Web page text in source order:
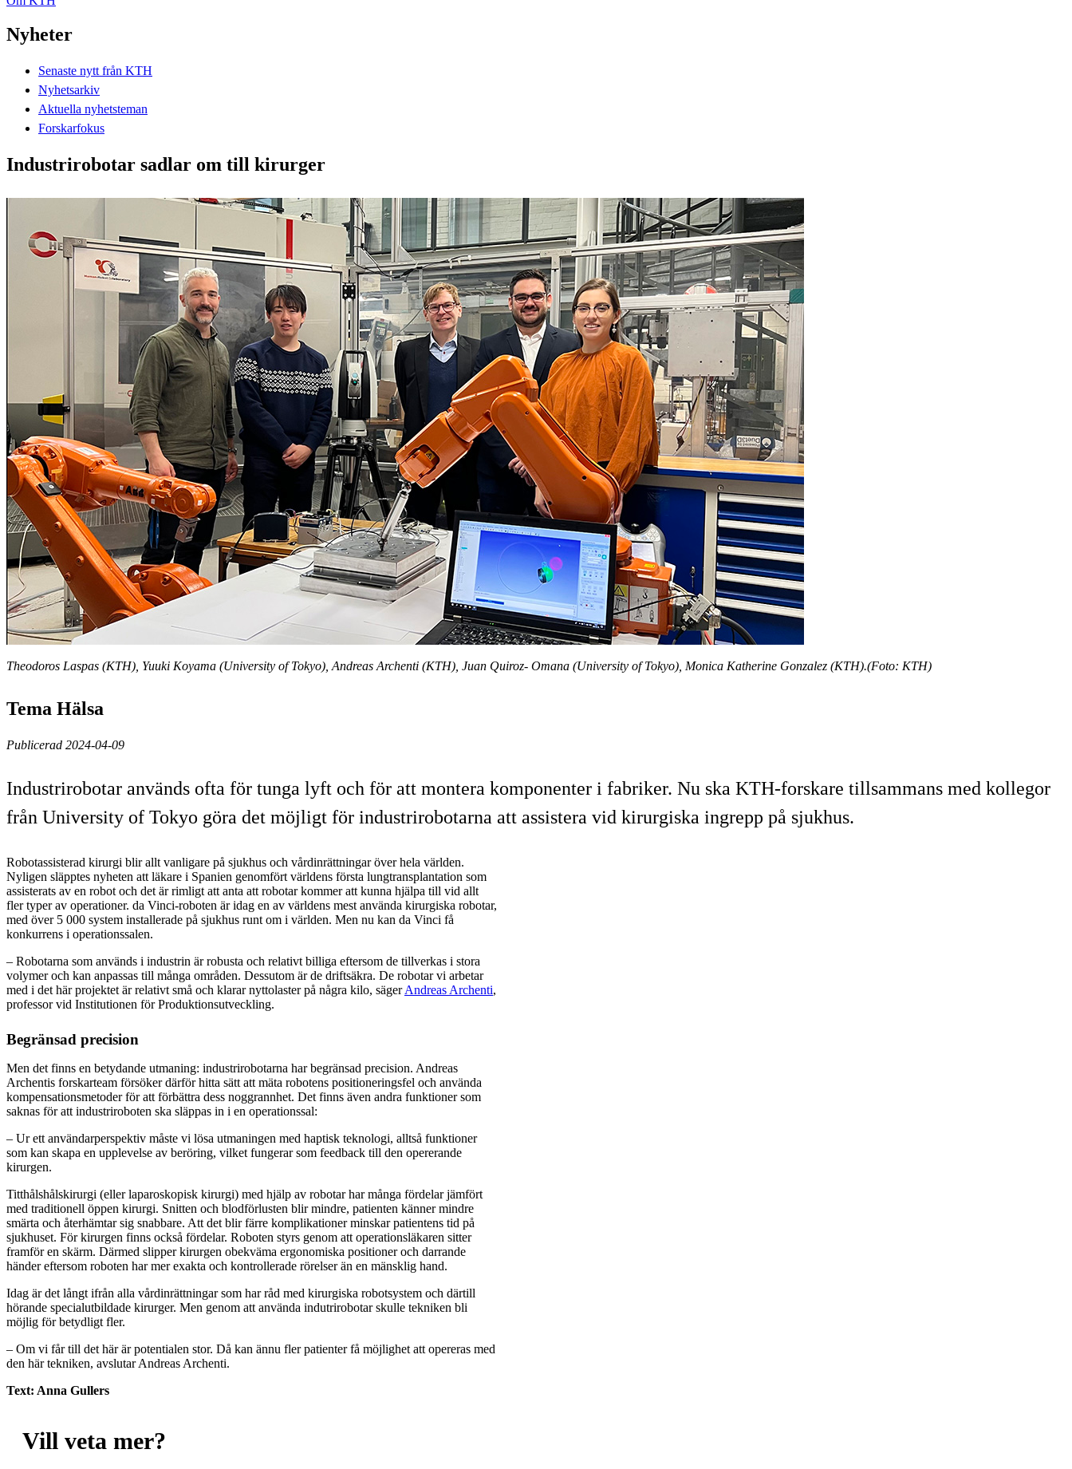
Nyheter
Senaste nytt från KTH
Nyhetsarkiv
Aktuella nyhetsteman
Forskarfokus
Industrirobotar sadlar om till kirurger
Theodoros Laspas (KTH), Yuuki Koyama (University of Tokyo), Andreas Archenti (KTH), Juan Quiroz- Omana (University of Tokyo), Monica Katherine Gonzalez (KTH).(Foto: KTH)
Tema Hälsa
Publicerad 2024-04-09
Industrirobotar används ofta för tunga lyft och för att montera komponenter i fabriker. Nu ska KTH-forskare tillsammans med kollegor
från University of Tokyo göra det möjligt för industrirobotarna att assistera vid kirurgiska ingrepp på sjukhus.
Robotassisterad kirurgi blir allt vanligare på sjukhus och vårdinrättningar över hela världen.
Nyligen släpptes nyheten att läkare i Spanien genomfört världens första lungtransplantation som
assisterats av en robot och det är rimligt att anta att robotar kommer att kunna hjälpa till vid allt
fler typer av operationer. da Vinci-roboten är idag en av världens mest använda kirurgiska robotar,
med över 5 000 system installerade på sjukhus runt om i världen. Men nu kan da Vinci få
konkurrens i operationssalen.
– Robotarna som används i industrin är robusta och relativt billiga eftersom de tillverkas i stora
volymer och kan anpassas till många områden. Dessutom är de driftsäkra. De robotar vi arbetar
med i det här projektet är relativt små och klarar nyttolaster på några kilo, sägerAndreas Archenti,
professor vid Institutionen för Produktionsutveckling.
Begränsad precision
Men det finns en betydande utmaning: industrirobotarna har begränsad precision. Andreas
Archentis forskarteam försöker därför hitta sätt att mäta robotens positioneringsfel och använda
kompensationsmetoder för att förbättra dess noggrannhet. Det finns även andra funktioner som
saknas för att industriroboten ska släppas in i en operationssal:
– Ur ett användarperspektiv måste vi lösa utmaningen med haptisk teknologi, alltså funktioner
som kan skapa en upplevelse av beröring, vilket fungerar som feedback till den opererande
kirurgen.
Titthålshålskirurgi (eller laparoskopisk kirurgi) med hjälp av robotar har många fördelar jämfört
med traditionell öppen kirurgi. Snitten och blodförlusten blir mindre, patienten känner mindre
smärta och återhämtar sig snabbare. Att det blir färre komplikationer minskar patientens tid på
sjukhuset. För kirurgen finns också fördelar. Roboten styrs genom att operationsläkaren sitter
framför en skärm. Därmed slipper kirurgen obekväma ergonomiska positioner och darrande
händer eftersom roboten har mer exakta och kontrollerade rörelser än en mänsklig hand.
Idag är det långt ifrån alla vårdinrättningar som har råd med kirurgiska robotsystem och därtill
hörande specialutbildade kirurger. Men genom att använda indutrirobotar skulle tekniken bli
möjlig för betydligt fler.
– Om vi får till det här är potentialen stor. Då kan ännu fler patienter få möjlighet att opereras med
den här tekniken, avslutar Andreas Archenti.
Text: Anna Gullers
Vill veta mer?